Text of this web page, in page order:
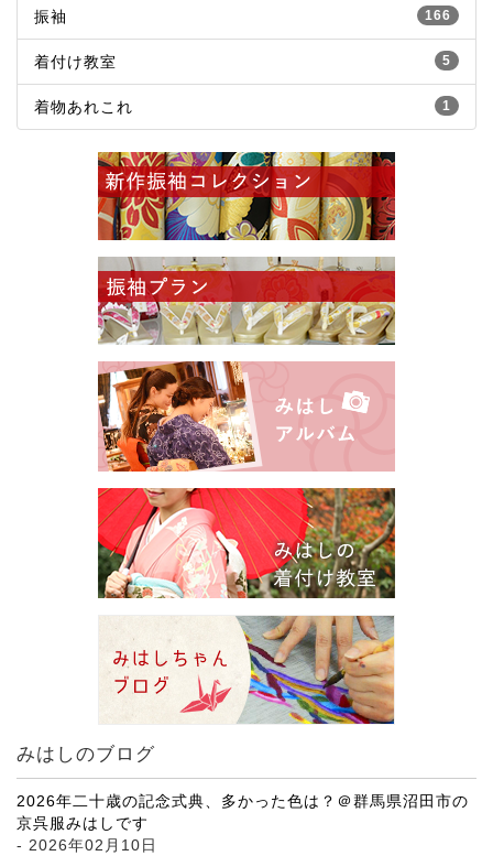
166
振袖
5
着付け教室
1
着物あれこれ
みはしのブログ
2026年二十歳の記念式典、多かった色は？＠群馬県沼田市の
京呉服みはしです
- 2026年02月10日